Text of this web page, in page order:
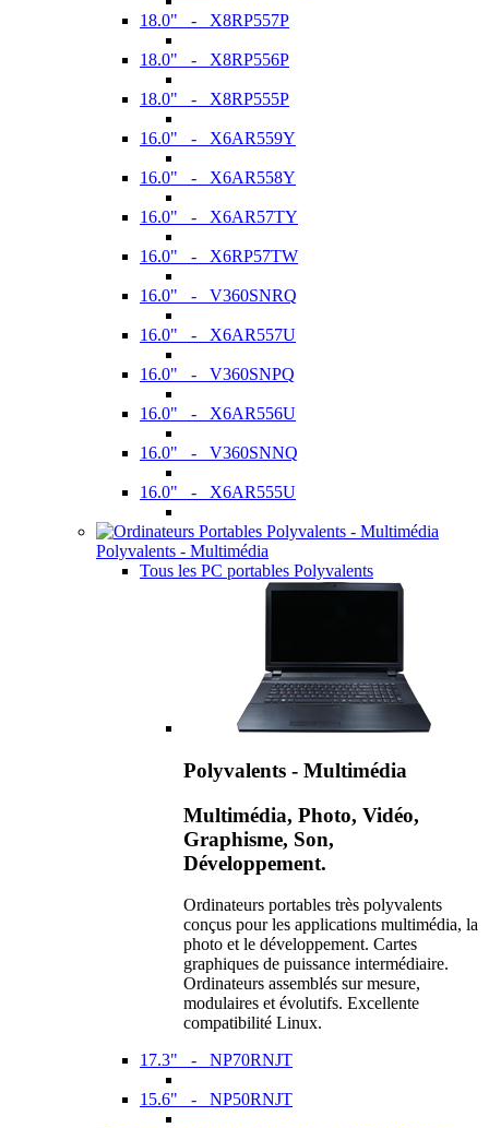
18.0" - X8RP557P
18.0" - X8RP556P
18.0" - X8RP555P
16.0" - X6AR559Y
16.0" - X6AR558Y
16.0" - X6AR57TY
16.0" - X6RP57TW
16.0" - V360SNRQ
16.0" - X6AR557U
16.0" - V360SNPQ
16.0" - X6AR556U
16.0" - V360SNNQ
16.0" - X6AR555U
Polyvalents - Multimédia
Tous les PC portables Polyvalents
Polyvalents - Multimédia
Multimédia, Photo, Vidéo,
Graphisme, Son,
Développement.
Ordinateurs portables très polyvalents
conçus pour les applications multimédia, la
photo et le développement. Cartes
graphiques de puissance intermédiaire.
Ordinateurs assemblés sur mesure,
modulaires et évolutifs. Excellente
compatibilité Linux.
17.3" - NP70RNJT
15.6" - NP50RNJT